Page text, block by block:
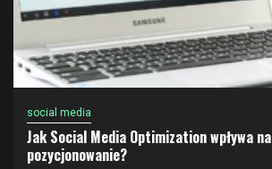
social media
Jak Social Media Optimization wpływa na
pozycjonowanie?